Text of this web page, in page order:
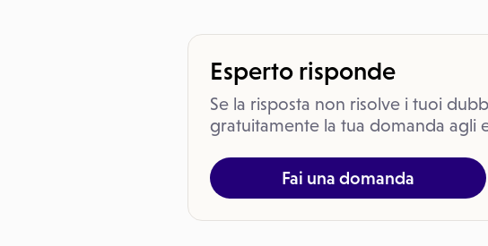
Esperto risponde
Se la risposta non risolve i tuoi
gratuitamente la tua domanda agli
Fai una domanda